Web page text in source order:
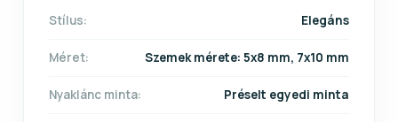
Stílus: Elegáns
Méret: Szemek mérete: 5x8 mm, 7x10 mm
Nyaklánc minta: Préselt egyedi minta